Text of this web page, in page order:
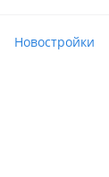
Новостройки